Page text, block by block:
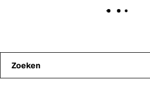
Genk
kunnen
we je